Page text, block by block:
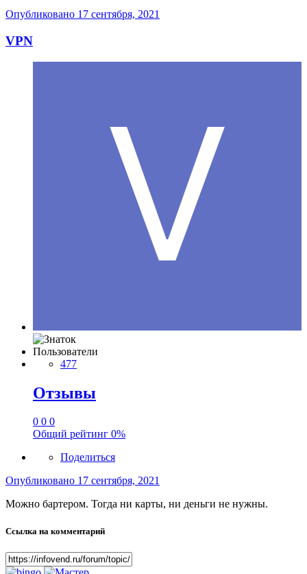
Опубликовано 17 сентября, 2021
VPN
Пользователи
477
Отзывы
0 0 0
Общий рейтинг 0%
Поделиться
Опубликовано 17 сентября, 2021
Можно бартером. Тогда ни карты, ни деньги не нужны.
Ссылка на комментарий